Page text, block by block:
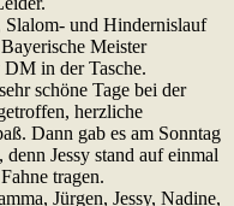
und Hindernislauf
Meister
in der Tasche.
schöne Tage bei der
herzliche
Dann gab es am Sonntag
Jessy stand auf einmal
tragen.
Jürgen, Jessy, Nadine,